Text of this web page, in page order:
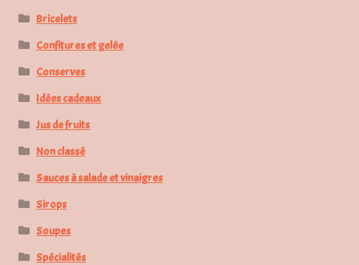
Bricelets
Confitures et gelée
Conserves
Idées cadeaux
Jus de fruits
Non classé
Sauces à salade et vinaigres
Sirops
Soupes
Spécialités